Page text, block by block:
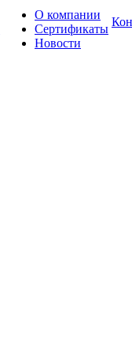
О компании
Сертификаты
Новости